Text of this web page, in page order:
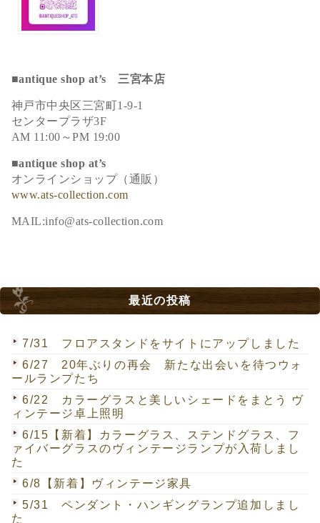
■antique shop at’s 三宮本店
神戸市中央区三宮町1-9-1
センタープラザ3F
AM 11:00～PM 19:00
■antique shop at’s
オンラインショップ（通販）
www.ats-collection.com
MAIL:info@ats-collection.com
最近の投稿
7/31 フロアスタンドをサイトにアップしました
6/27 20年ぶりの再会 新たな出会いを待つウォ
ールランプたち
6/22 カラーグラスと美しいシェードをまとう ヴ
ィンテージ卓上照明
6/15【新着】カラーグラス、ステンドグラス、フ
ァイバーグラスのヴィンテージランプが入荷しまし
た
6/8【新着】ヴィンテージ家具
5/31 ペンダント・ハンギングランプ追加しまし
た